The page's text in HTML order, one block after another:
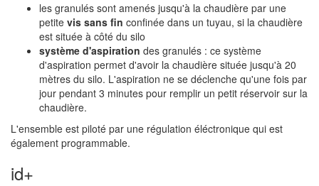
les granulés sont amenés jusqu'à la chaudière par une
petite vis sans fin confinée dans un tuyau, si la chaudière
est située à côté du silo
système d'aspiration des granulés : ce système
d'aspiration permet d'avoir la chaudière située jusqu'à 20
mètres du silo. L'aspiration ne se déclenche qu'une fois par
jour pendant 3 minutes pour remplir un petit réservoir sur la
chaudière.
L'ensemble est piloté par une régulation éléctronique qui est
également programmable.
id+